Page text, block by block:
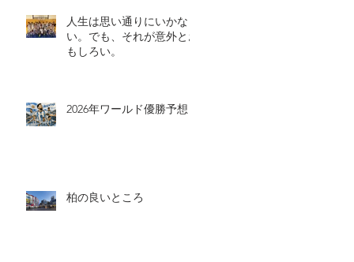
人生は思い通りにいかな
い。でも、それが意外とお
もしろい。
2026年ワールド優勝予想
柏の良いところ